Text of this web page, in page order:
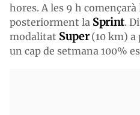
hores. A les 9 h
posteriorment la Sprint.
modalitat Super(10 km) a
un cap de setmana 100%